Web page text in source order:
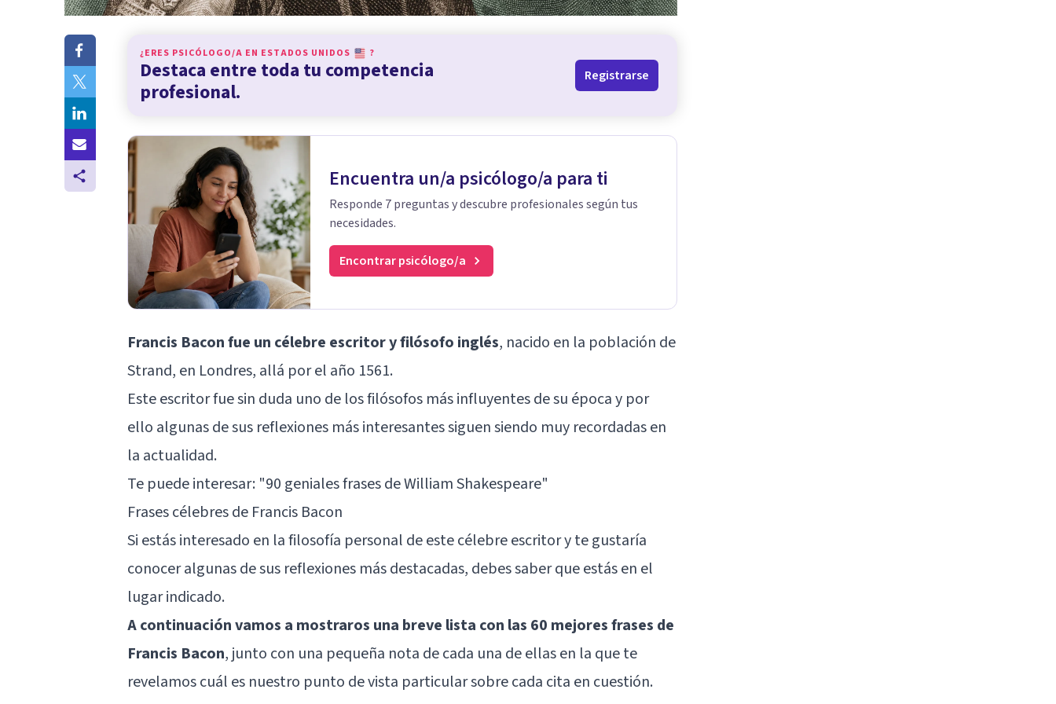
¿ERES PSICÓLOGO/A EN ESTADOS UNIDOS ?
Destaca entre toda tu competencia
profesional.
Registrarse
Encuentra un/a psicólogo/a para ti
Responde 7 preguntas y descubre profesionales según tus
necesidades.
Encontrar psicólogo/a
Francis Bacon fue un célebre escritor y filósofo inglés, nacido en la población de
Strand, en Londres, allá por el año 1561.
Este escritor fue sin duda uno de los filósofos más influyentes de su época y por
ello algunas de sus reflexiones más interesantes siguen siendo muy recordadas en
la actualidad.
Te puede interesar: "90 geniales frases de William Shakespeare"
Frases célebres de Francis Bacon
Si estás interesado en la filosofía personal de este célebre escritor y te gustaría
conocer algunas de sus reflexiones más destacadas, debes saber que estás en el
lugar indicado.
A continuación vamos a mostraros una breve lista con las 60 mejores frases de
Francis Bacon, junto con una pequeña nota de cada una de ellas en la que te
revelamos cuál es nuestro punto de vista particular sobre cada cita en cuestión.